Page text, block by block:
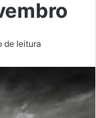
de leitura